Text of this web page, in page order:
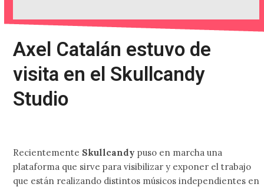
Axel Catalán estuvo de
visita en el Skullcandy
Studio
Recientemente Skullcandy puso en marcha una
plataforma que sirve para visibilizar y exponer el trabajo
que están realizando distintos músicos independientes en